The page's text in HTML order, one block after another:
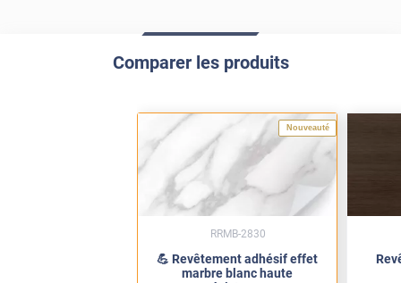
Comparer les produits
Nouveauté
💪 Revêtement adhésif effet
marbre blanc haute
RRMB-2830